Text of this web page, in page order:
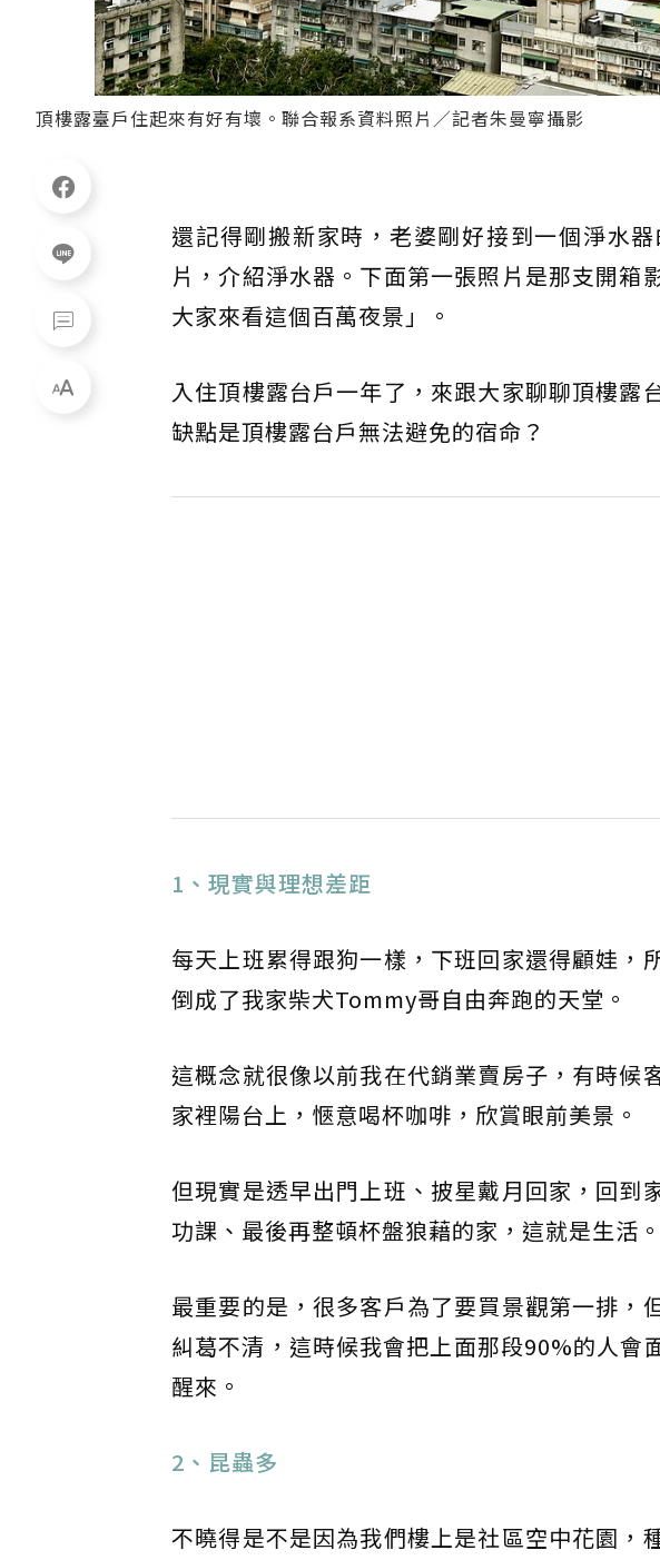
頂樓露臺戶住起來有好有壞。聯合報系資料照片／記者朱曼寧攝影
還記得剛搬新家時，老婆剛好接到一個淨水
片，介紹淨水器。下面第一張照片是那支開箱
大家來看這個百萬夜景」。
入住頂樓露台戶一年了，來跟大家聊聊頂樓露
缺點是頂樓露台戶無法避免的宿命？
1、現實與理想差距
每天上班累得跟狗一樣，下班回家還得顧娃，
倒成了我家柴犬Tommy哥自由奔跑的天堂。
這概念就很像以前我在代銷業賣房子，有時候
家裡陽台上，愜意喝杯咖啡，欣賞眼前美景。
但現實是透早出門上班、披星戴月回家，回到
功課、最後再整頓杯盤狼藉的家，這就是生活。
最重要的是，很多客戶為了要買景觀第一排，
糾葛不清，這時候我會把上面那段90%的人會
醒來。
2、昆蟲多
不曉得是不是因為我們樓上是社區空中花園，